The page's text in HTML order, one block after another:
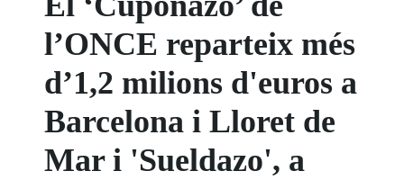
l’ONCE reparteix més
d’1,2 milions d'euros a
Barcelona i Lloret de
Mar i 'Sueldazo', a